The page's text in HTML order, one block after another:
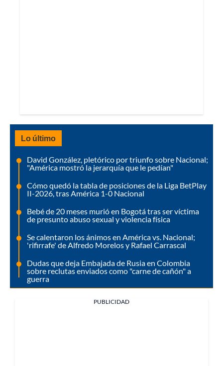
Lo último
David González, pletórico por triunfo sobre Nacional;
"América mostró la jerarquía que le pedían"
Cómo quedó la tabla de posiciones de la Liga BetPlay
II-2026, tras América 1-0 Nacional
Bebé de 20 meses murió en Bogotá tras ser víctima
de presunto abuso sexual y violencia física
Se calentaron los ánimos en América vs. Nacional;
'rifirrafe' de Alfredo Morelos y Rafael Carrascal
Dudas que deja Embajada de Rusia en Colombia
sobre reclutas enviados como "carne de cañón" a
guerra
PUBLICIDAD